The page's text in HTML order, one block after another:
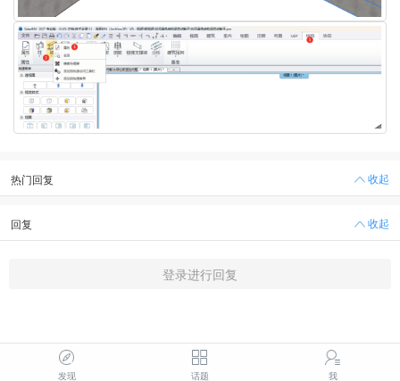
热门回复 收起
回复 收起
登录进行回复
发现 话题 我